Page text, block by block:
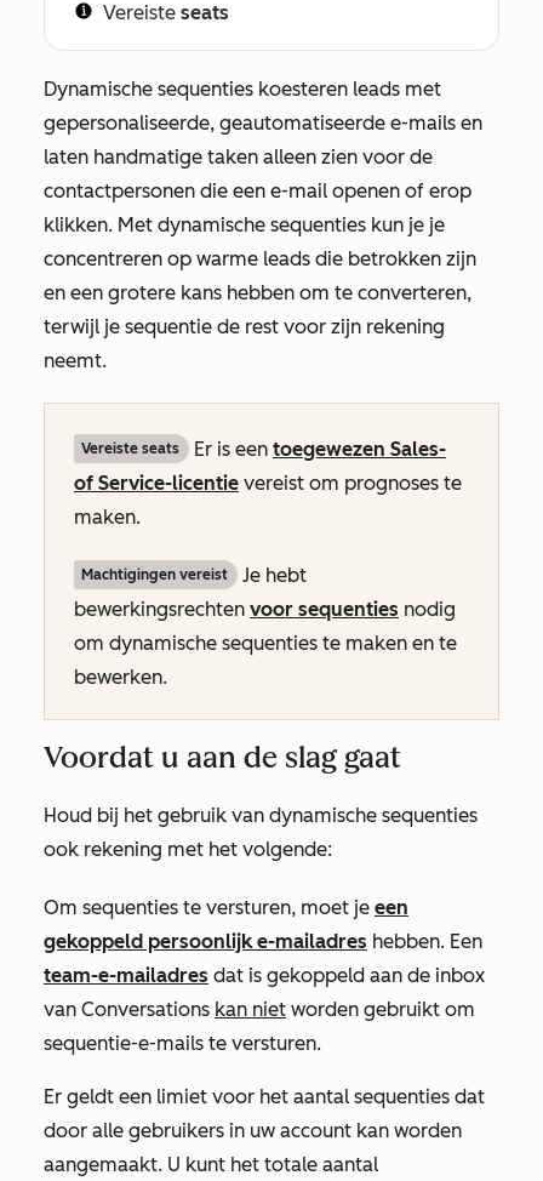
Vereiste seats
Dynamische sequenties koesteren leads met
gepersonaliseerde, geautomatiseerde e-mails en
laten handmatige taken alleen zien voor de
contactpersonen die een e-mail openen of erop
klikken. Met dynamische sequenties kun je je
concentreren op warme leads die betrokken zijn
en een grotere kans hebben om te converteren,
terwijl je sequentie de rest voor zijn rekening
neemt.
Vereiste seats Er is een toegewezen Sales-
of Service-licentie vereist om prognoses te
maken.
Machtigingen vereist
Je hebt
bewerkingsrechten voor sequenties nodig
om dynamische sequenties te maken en te
bewerken.
Voordat u aan de slag gaat
Houd bij het gebruik van dynamische sequenties
ook rekening met het volgende:
Om sequenties te versturen, moet je een
gekoppeld persoonlijk e-mailadres hebben. Een
team-e-mailadres dat is gekoppeld aan de inbox
van Conversations kan niet worden gebruikt om
sequentie-e-mails te versturen.
Er geldt een limiet voor het aantal sequenties dat
door alle gebruikers in uw account kan worden
aangemaakt. U kunt het totale aantal